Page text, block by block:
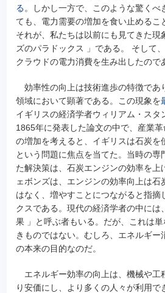
る。しかし一方で、このような驚くべ
ても、電力需要の増加を食い止めるこ
それが、私たちは以前にも見てきた現
ズのパラドックス 」である。 そして
クラウドの電力消費を生み出したので
効率性の向上は技術進歩の特徴であ
領域において顕著である。この現象を
イギリスの経済学者ウィリアム・スタ
1865年に発表した論文の中で、産業
の増加を考えると、イギリスは石炭を
という問題に焦点を当てた。当時の専
た解決策は、石炭エンジンの効率を上
ェボンズは、エンジンの効率向上は
はなく、増やすことにつながると指摘
クスである。現代の経済学者の中には
果 」と呼ぶ者もいる。だが、これは
きものではない。むしろ、エネルギー
の本来の目的なのだ。
エネルギー効率の向上は、機械や工
り安価にし、より多くの人々が利用で